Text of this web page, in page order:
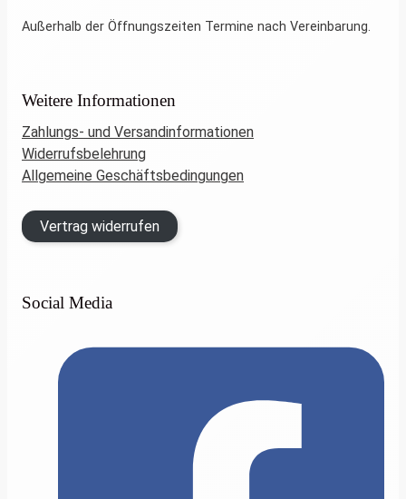
Außerhalb der Öffnungszeiten Termine nach Vereinbarung.
Weitere Informationen
Zahlungs- und Versandinformationen
Widerrufsbelehrung
Allgemeine Geschäftsbedingungen
Vertrag widerrufen
Social Media